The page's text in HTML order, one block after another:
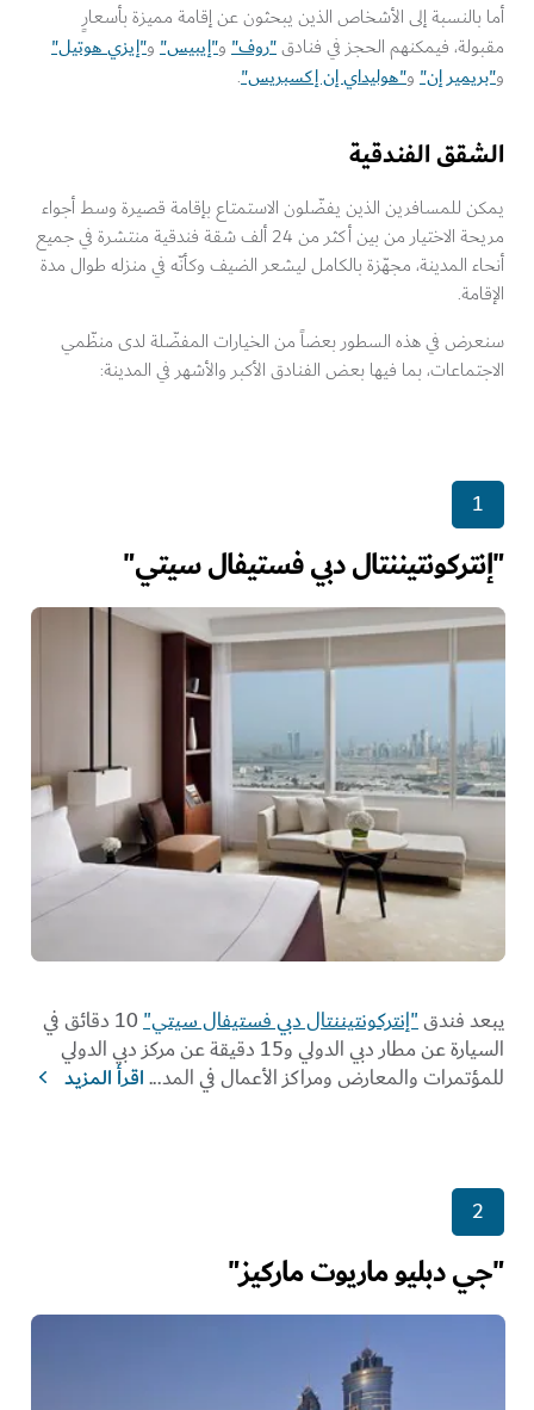
أما بالنسبة إلى الأشخاص الذين يبحثون عن إقامة مميزة بأسعارٍ
مقبولة، فيمكنهم الحجز في فنادق"روف" و"إيبيس" و"إيزي هوتيل"
و"بريمير إن" و"هوليداي إن إكسبريس".
الشقق الفندقية
يمكن للمسافرين الذين يفضّلون الاستمتاع بإقامة قصيرة وسط أجواء
مريحة الاختيار من بين أكثر من 24 ألف شقة فندقية منتشرة في جميع
أنحاء المدينة، مجهّزة بالكامل ليشعر الضيف وكأنّه في منزله طوال مدة
الإقامة.
سنعرض في هذه السطور بعضاً من الخيارات المفضّلة لدى منظّمي
الاجتماعات، بما فيها بعض الفنادق الأكبر والأشهر في المدينة:
1
"إنتركونتيننتال دبي فستيفال سيتي"
يبعد فندق"إنتركونتيننتال دبي فستيفال سيتي"
10 دقائق في
السيارة عن مطار دبي الدولي و15 دقيقة عن مركز دبي الدولي
للمؤتمرات والمعارض ومراكز الأعمال في المد...اقرأ المزيد
2
"جي دبليو ماريوت ماركيز"